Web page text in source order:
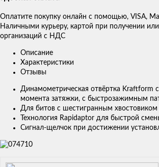
Оплатите покупку онлайн с помощью, VISA,
Наличными курьеру, картой при получении
организаций с НДС
Описание
Характеристики
Отзывы
Динамометрическая отвёртка Kraftform
момента затяжки, с быстрозажимным
Для битов с шестигранным
Технология Rapidaptor для быстрой
Сигнал-щелчок при достижении